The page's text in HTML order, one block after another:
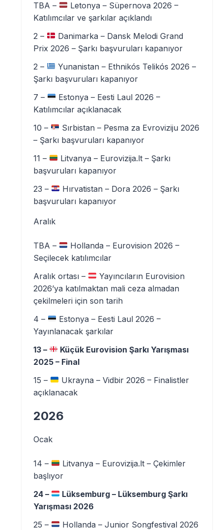
TBA –
Letonya – Süpernova 2026 –
Katılımcılar ve şarkılar açıklandı
2 –
Danimarka – Dansk Melodi Grand
Prix 2026 – Şarkı başvuruları kapanıyor
2 –
Yunanistan – Ethnikós Telikós 2026 –
Şarkı başvuruları kapanıyor
7 –
Estonya – Eesti Laul 2026 –
Katılımcılar açıklanacak
10 –
Sırbistan – Pesma za Evroviziju 2026
– Şarkı başvuruları kapanıyor
11 –
Litvanya – Eurovizija.lt – Şarkı
başvuruları kapanıyor
23 –
Hırvatistan – Dora 2026 – Şarkı
başvuruları kapanıyor
Aralık
TBA –
Hollanda – Eurovision 2026 –
Seçilecek katılımcılar
Aralık ortası –
Yayıncıların Eurovision
2026’ya katılmaktan mali ceza almadan
çekilmeleri için son tarih
4 –
Estonya – Eesti Laul 2026 –
Yayınlanacak şarkılar
13 –
Küçük Eurovision Şarkı Yarışması
2025 – Final
15 –
Ukrayna – Vidbir 2026 – Finalistler
açıklanacak
2026
Ocak
14 –
Litvanya – Eurovizija.lt – Çekimler
başlıyor
24 –
Lüksemburg – Lüksemburg Şarkı
Yarışması 2026
25 –
Hollanda – Junior Songfestival 2026